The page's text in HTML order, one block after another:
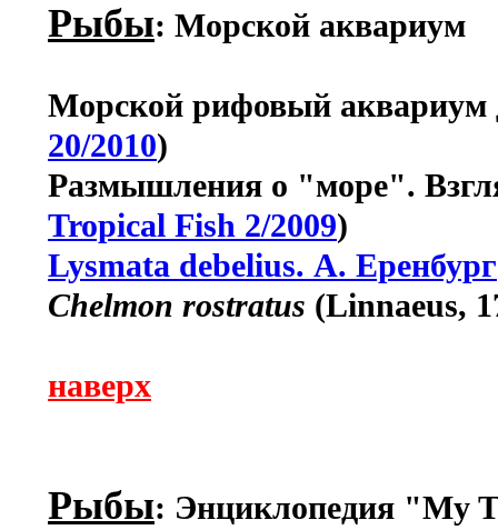
Рыбы: Морской аквариум
Морской рифовый аквариум
20/2010)
Размышления о "море".
Tropical Fish 2/2009)
Lysmata debelius. А. Еренбург
Chelmon rostratus (Linnaeus,
наверх
Рыбы: Энциклопедия "My